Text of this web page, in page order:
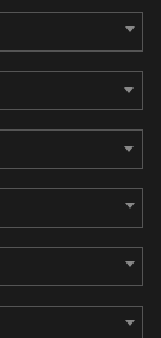
individueller
3,5“ oder